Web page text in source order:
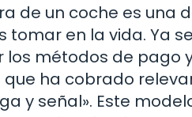
de un coche es una
tomar en la vida. Ya
los métodos de pago
ha cobrado
y señal». Este